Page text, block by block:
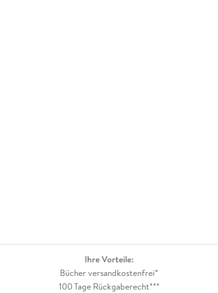
Ihre Vorteile:
Bücher versandkostenfrei*
100 Tage Rückgaberecht***